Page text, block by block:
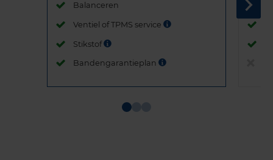
Balanceren
Ventiel of TPMS service
Stikstof
Bandengarantieplan